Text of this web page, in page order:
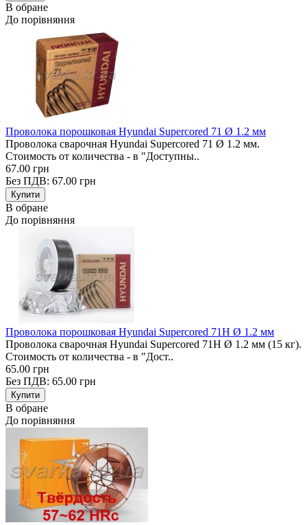
В обране
До порівняння
Проволока порошковая Hyundai Supercored 71 Ø 1.2 мм
Проволока сварочная Hyundai Supercored 71 Ø 1.2 мм.
Стоимость от количества - в "Доступны..
67.00 грн
Без ПДВ: 67.00 грн
В обране
До порівняння
Проволока порошковая Hyundai Supercored 71H Ø 1.2 мм
Проволока сварочная Hyundai Supercored 71H Ø 1.2 мм (15 кг).
Стоимость от количества - в "Дост..
65.00 грн
Без ПДВ: 65.00 грн
В обране
До порівняння